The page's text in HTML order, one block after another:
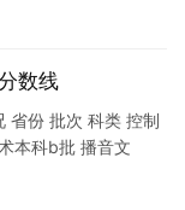
数线
省份 批次 科类 控制
本科b批 播音文